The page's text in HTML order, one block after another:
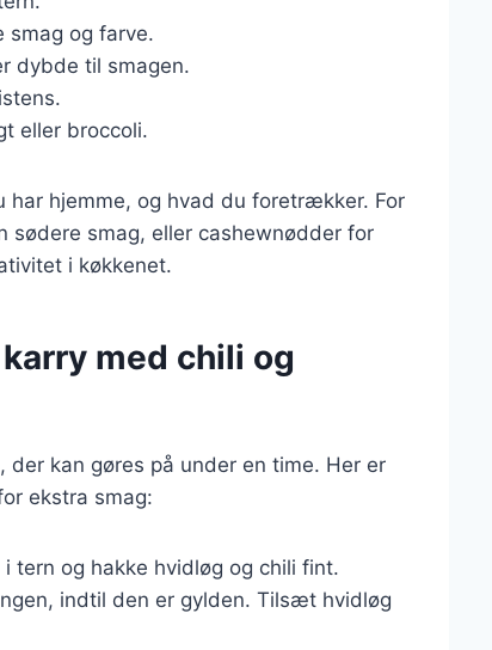
smag og farve.
dybde til smagen.
eller broccoli.
har hjemme, og hvad du foretrækker. For
smag, eller cashewnødder for
i køkkenet.
med chili og
der kan gøres på under en time. Her er
ekstra smag:
tern og hakke hvidløg og chili fint.
indtil den er gylden. Tilsæt hvidløg